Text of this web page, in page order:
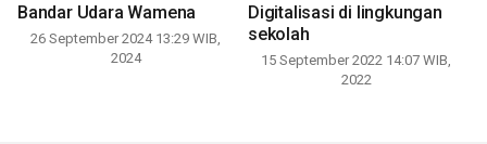
Bandar Udara Wamena
26 September 2024 13:29 WIB,
2024
Digitalisasi di lingkungan
sekolah
15 September 2022 14:07 WIB,
2022